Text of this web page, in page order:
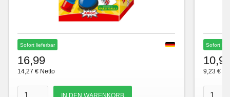
Sofort lieferbar
16,99
14,27 € Netto
Sofort
9,23 €